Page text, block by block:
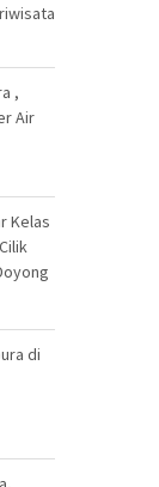
,
Air
Kelas
di